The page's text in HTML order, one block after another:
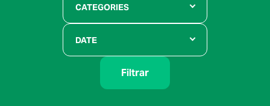
CATEGORIES
DATE
Filtrar